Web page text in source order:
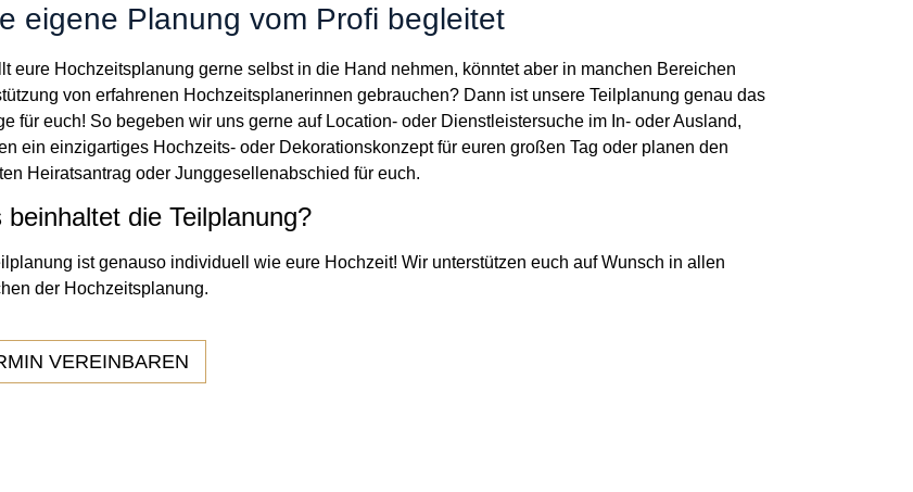
eigene Planung vom Profi begleitet
eure Hochzeitsplanung gerne selbst in die Hand nehmen, könntet aber in manchen Bereichen
von erfahrenen Hochzeitsplanerinnen gebrauchen? Dann ist unsere Teilplanung genau das
für euch! So begeben wir uns gerne auf Location- oder Dienstleistersuche im In- oder Ausland,
ein einzigartiges Hochzeits- oder Dekorationskonzept für euren großen Tag oder planen den
Heiratsantrag oder Junggesellenabschied für euch.
beinhaltet die Teilplanung?
ist genauso individuell wie eure Hochzeit! Wir unterstützen euch auf Wunsch in allen
der Hochzeitsplanung.
VEREINBAREN